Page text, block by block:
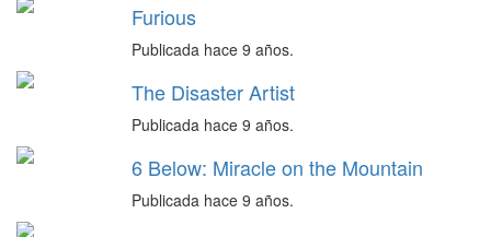
Furious
Publicada hace 9 años.
The Disaster Artist
Publicada hace 9 años.
6 Below: Miracle on the Mountain
Publicada hace 9 años.